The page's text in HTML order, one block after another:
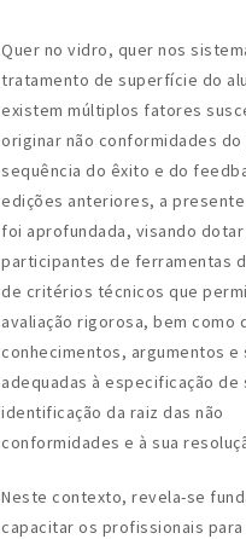
Quer no vidro, quer nos
tratamento de superfície do
existem múltiplos fatores
originar não conformidades do
sequência do êxito e do
edições anteriores, a
foi aprofundada, visando dotar
participantes de ferramentas
de critérios técnicos que
avaliação rigorosa, bem como
conhecimentos, argumentos e
adequadas à especificação de
identificação da raiz das não
conformidades e à sua
Neste contexto, revela-se
capacitar os profissionais para